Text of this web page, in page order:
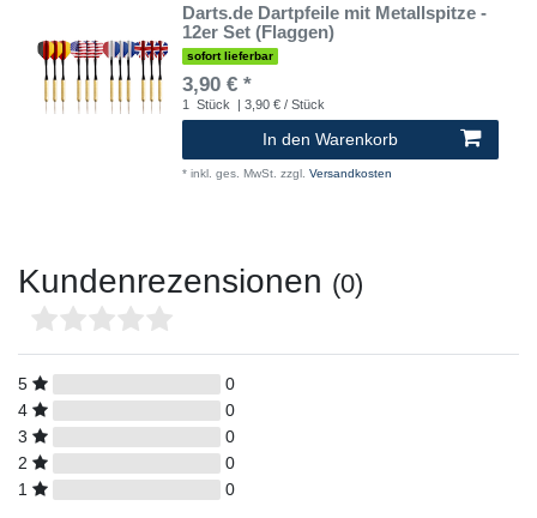
Darts.de Dartpfeile mit Metallspitze -
12er Set (Flaggen)
sofort lieferbar
3,90 € *
1 Stück | 3,90 € / Stück
In den Warenkorb
* inkl. ges. MwSt. zzgl. Versandkosten
Kundenrezensionen (0)
5
0
4
0
3
0
2
0
1
0